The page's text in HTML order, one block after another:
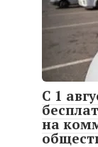
С 1
на